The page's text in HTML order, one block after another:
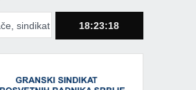
da tranzicija ne sme gasiti radna
18:23:19